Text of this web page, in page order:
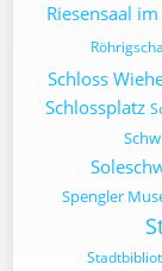
Riesensaal
Schloss
Schlossplatz
Spengler